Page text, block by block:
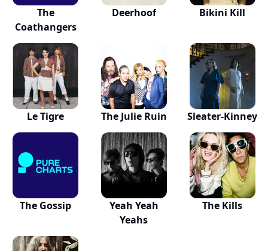
The
Coathangers
Deerhoof Bikini Kill
Le Tigre The Julie Ruin Sleater-Kinney
The Gossip
Yeah Yeah
Yeahs
The Kills